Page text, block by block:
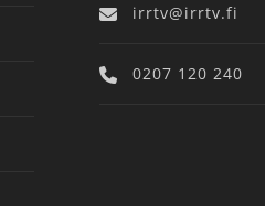
irrtv@irrtv.fi
0207 120 240